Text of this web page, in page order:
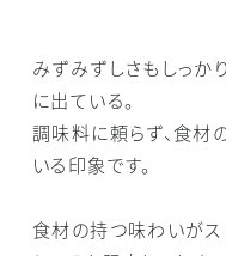
みずみずしさもしっか
に出ている。
調味料に頼らず、食材
いる印象です。
食材の持つ味わいがス